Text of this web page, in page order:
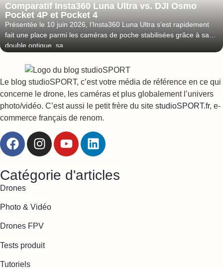
Comparatif Insta360 Luna Ultra vs. DJI Osmo
Pocket 4P et Pocket 4
Présentée le 10 juin 2026, l’Insta360 Luna Ultra s’est rapidement
fait une place parmi les caméras de poche stabilisées grâce à sa
double optique, sa
Le blog studioSPORT, c’est votre média de référence en ce qui
concerne le drone, les caméras et plus globalement l’univers
photo/vidéo. C’est aussi le petit frère du site studioSPORT.fr, e-
commerce français de renom.
Catégorie d'articles
Drones
Photo & Vidéo
Drones FPV
Tests produit
Tutoriels